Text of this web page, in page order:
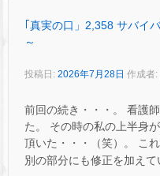
｢真実の口」2,358 サバイ
～
投稿日: 2026年7月28日 作成者:
前回の続き・・・。 看護
た。 その時の私の上半身
頂いた・・・（笑）。 こ
別の部分にも修正を加え